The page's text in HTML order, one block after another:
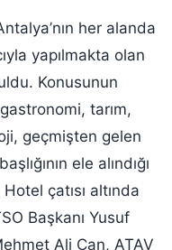
her alanda
yapılmakta olan
Konusunun
tarım,
geçmişten gelen
ele alındığı
çatısı altında
Başkanı Yusuf
Ali Can, ATAV